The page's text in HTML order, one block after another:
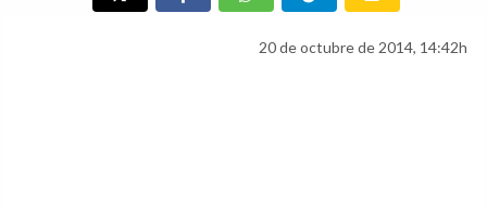
20 de octubre de 2014, 14:42h